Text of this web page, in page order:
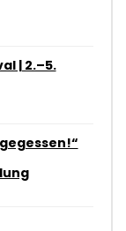
| 2.–5.